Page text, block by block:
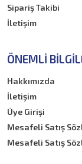
Sipariş Takibi
İletişim
ÖNEMLI
Hakkımızda
İletişim
Üye Girişi
Mesafeli Satış
Mesafeli Satış